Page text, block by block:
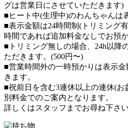
グは営業日にさせていただきます)
■ヒート中(生理中)のわんちゃんは
■表示金額は24時間制(トリミング
時間であれば追加料金なしでお預
■トリミング無しの場合、24h以降
ただきます。(500円〜)
■営業時間外の一時預かりは表示
きます。
■祝前日を含む3連休以上の連休(お
別料金でのご案内となります。
詳しくはスタッフまでお尋ね下さい